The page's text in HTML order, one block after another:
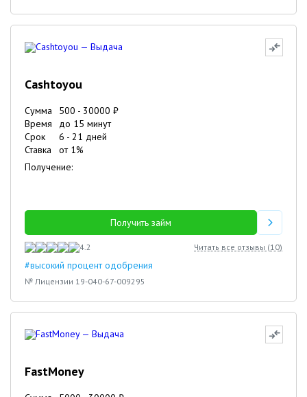
Cashtoyou
Сумма 500 - 30000 ₽
Время
до 15 минут
Срок
6 - 21 дней
Ставка
от 1%
Получение:
Получить займ
4.2 Читать все отзывы (10)
#высокий процент одобрения
№ Лицензии 19-040-67-009295
FastMoney